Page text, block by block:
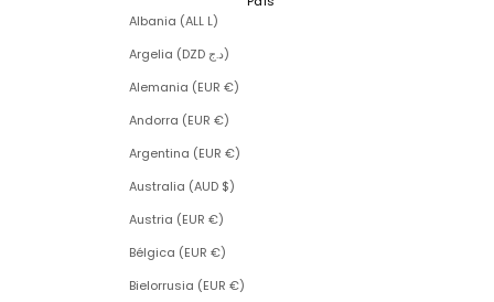
Albania (ALL L)
Argelia (DZD د.ج)
Alemania (EUR €)
Andorra (EUR €)
Argentina (EUR €)
Australia (AUD $)
Austria (EUR €)
Bélgica (EUR €)
Bielorrusia (EUR €)